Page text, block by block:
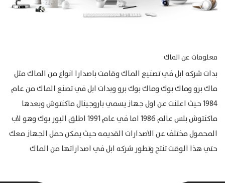
معلومات عن الماك
بدات شركه ابل في تصنيع الماك وقامت باصدارا انواع من الماك مثل
ماك برو وماك بوك وماك بوك برو وبدات ابل في تصنع الماك من عام
1984 حيث اعلنت عن اول جهاز يسمي باروجينال ماكنتوش وبعدها
ماكنتوش بلس عالم 1986 اما في عام 1991 اطلق البور بوك وهو لاب
المحمول مختلف عن الاصدارات القديمه حيث يمكن حمل الجهاز معك
حتي هذا الوقت تنتج وتطور شركه ابل في اصداراتها من الماك